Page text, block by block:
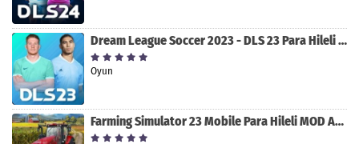
Dream League Soccer 2023 - DLS 23 Para Hileli MOD APK [v11.020]
Oyun
Farming Simulator 23 Mobile Para Hileli MOD APK indir [v0.0.0.8]